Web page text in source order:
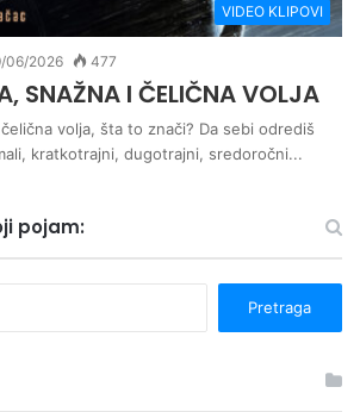
VIDEO KLIPOVI
06/2026 477
SNAŽNA I ČELIČNA VOLJA
volja, šta to znači? Da sebi odrediš
kratkotrajni, dugotrajni, sredoročni...
pojam: